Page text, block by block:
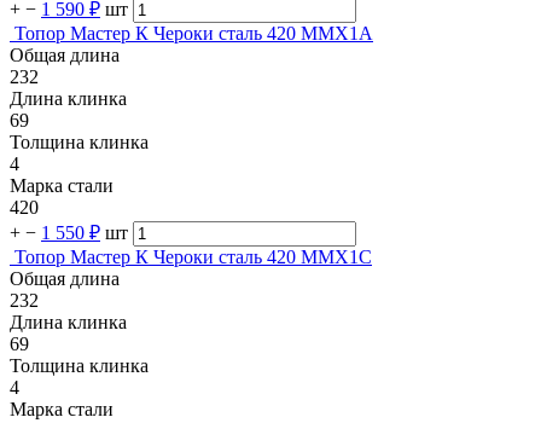
+ − 1 590 ₽ шт
Топор Мастер К Чероки сталь 420 MMX1A
Общая длина
232
Длина клинка
69
Толщина клинка
4
Марка стали
420
+ − 1 550 ₽ шт
Топор Мастер К Чероки сталь 420 MMX1C
Общая длина
232
Длина клинка
69
Толщина клинка
4
Марка стали